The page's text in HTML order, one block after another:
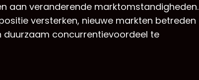
aan veranderende marktomstandigheden.
versterken, nieuwe markten betreden
duurzaam concurrentievoordeel te